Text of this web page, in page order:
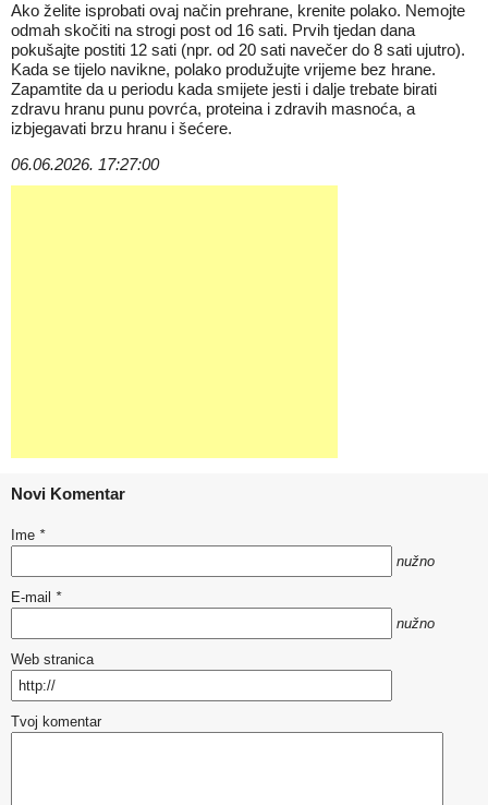
Ako želite isprobati ovaj način prehrane, krenite polako. Nemojte
odmah skočiti na strogi post od 16 sati. Prvih tjedan dana
pokušajte postiti 12 sati (npr. od 20 sati navečer do 8 sati ujutro).
Kada se tijelo navikne, polako produžujte vrijeme bez hrane.
Zapamtite da u periodu kada smijete jesti i dalje trebate birati
zdravu hranu punu povrća, proteina i zdravih masnoća, a
izbjegavati brzu hranu i šećere.
06.06.2026. 17:27:00
Novi Komentar
Ime *
nužno
E-mail *
nužno
Web stranica
Tvoj komentar